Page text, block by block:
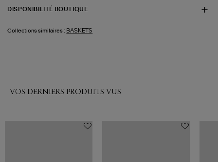
DISPONIBILITÉ BOUTIQUE
Collections similaires : BASKETS
VOS DERNIERS PRODUITS VUS